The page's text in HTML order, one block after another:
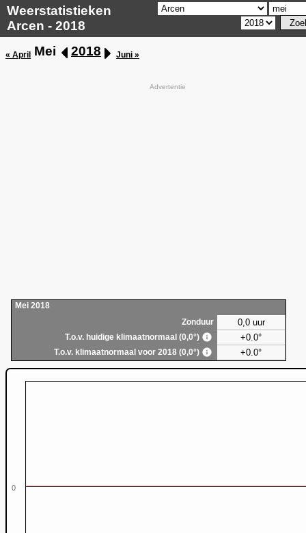
Weerstatistieken
Arcen - 2018
« April Mei 2018 Juni »
Advertentie
Mei 2018
Zonduur
0,0 uur
T.o.v. huidige klimaatnormaal (0,0°) +0.0°
T.o.v. klimaatnormaal voor 2018 (0,0°) +0.0°
0